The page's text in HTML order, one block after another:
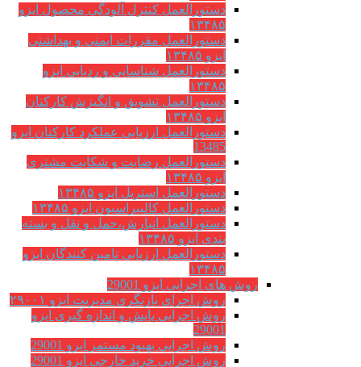
دستورالعمل کنترل آلودگی محصول ایزو
۱۳۴۸۵
دستورالعمل مقررات ایمنی و بهداشتی
ایزو ۱۳۴۸۵
دستورالعمل شناسایی و ردیابی ایزو
۱۳۴۸۵
دستورالعمل تشویق و انگیزش کارکنان
ایزو ۱۳۴۸۵
دستورالعمل ارزیابی عملکرد کارکنان ایزو
13485
دستورالعمل رضایت و شکایت مشتری
ایزو ۱۳۴۸۵
دستورالعمل استریل ایزو ۱۳۴۸۵
دستورالعمل کالیبراسیون ایزو ۱۳۴۸۵
دستورالعمل انبارش،حمل و نقل و بسته
بندی ایزو ۱۳۴۸۵
دستورالعمل ارزیابی تامین کنندگان ایزو
۱۳۴۸۵
روش های اجرایی ایزو 29001
روش اجرای بازنگری مدیریت ایزو ۲۹۰۰۱
روش اجرایی پایش و اندازه گیری ایزو
29001
روش اجرایی بهبود مستمر ایزو 29001
روش اجرایی خرید خارجی ایزو 29001